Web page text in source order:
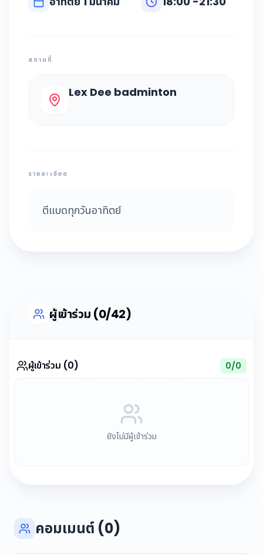
สถานที่
Lex Dee badminton
รายละเอียด
ตีแบดทุกวันอาทิตย์
ผู้เข้าร่วม (0/42)
ผู้เข้าร่วม (0) 0/0
ยังไม่มีผู้เข้าร่วม
คอมเมนต์ (0)